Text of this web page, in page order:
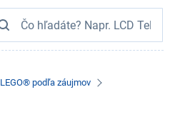
LEGO® podľa záujmov